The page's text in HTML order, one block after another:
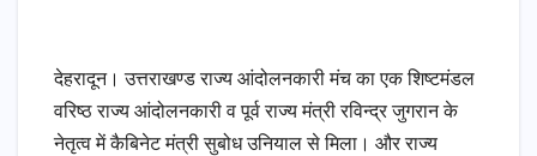
देहरादून। उत्तराखण्ड राज्य आंदोलनकारी मंच का एक शिष्टमंडल
वरिष्ठ राज्य आंदोलनकारी व पूर्व राज्य मंत्री रविन्द्र जुगरान के
नेतृत्व में कैबिनेट मंत्री सुबोध उनियाल से मिला। और राज्य